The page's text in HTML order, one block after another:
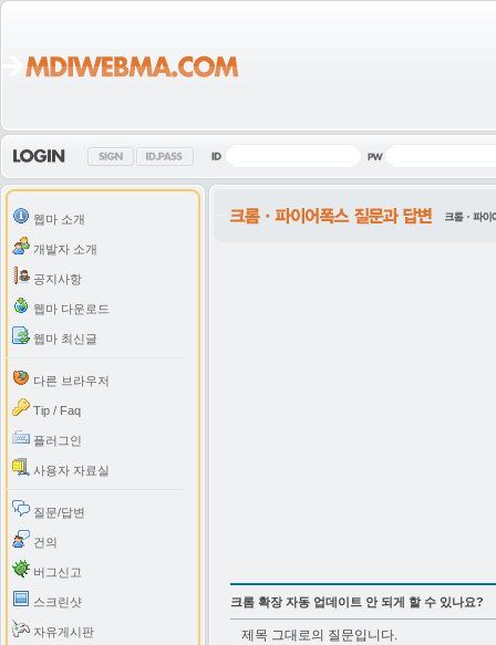
웹마 소개
개발자 소개
공지사항
웹마 다운로드
웹마 최신글
다른 브라우저
Tip / Faq
플러그인
사용자 자료실
질문/답변
건의
버그신고
스크린샷
자유게시판
크롬 확장 자동 업데이트 안 되게 할 수 있나요?
제목 그대로의 질문입니다.